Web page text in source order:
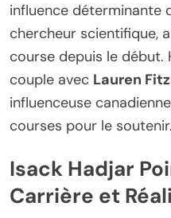
influence déterminante
chercheur scientifique,
course depuis le début.
couple avec Lauren
influenceuse
courses pour le soutenir.
Isack Hadjar
Carrière et